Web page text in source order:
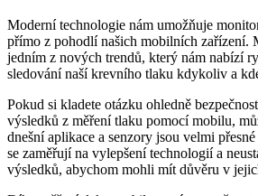
Moderní technologie nám umožňuje
přímo z pohodlí našich mobilních zařízení.
jedním z nových trendů, který nám nabízí
sledování naší krevního tlaku kdykoliv a
Pokud si kladete otázku ohledně
výsledků z měření tlaku pomocí mobilu,
dnešní aplikace a senzory jsou velmi
se zaměřují na vylepšení technologií a
výsledků, abychom mohli mít důvěru v